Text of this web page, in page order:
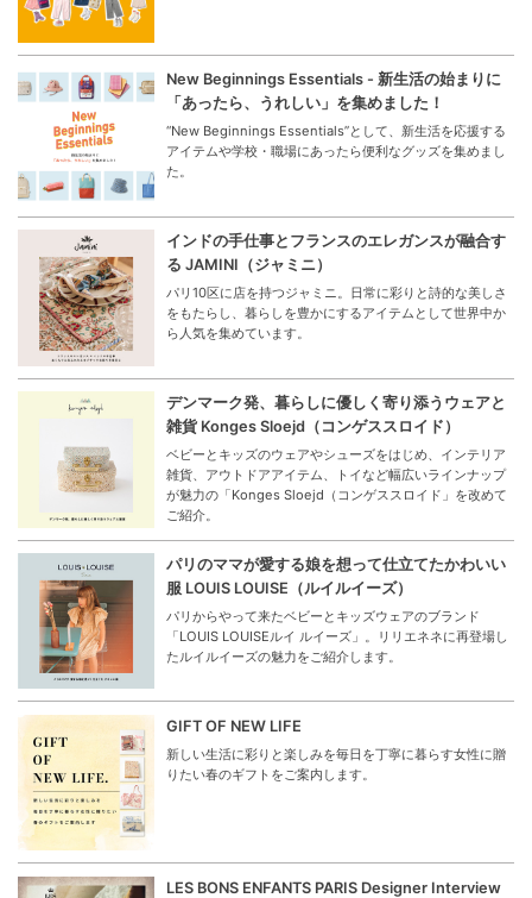
New Beginnings Essentials - 新生活の始まりに
「あったら、うれしい」を集めました！
“New Beginnings Essentials”として、新生活を応援する
アイテムや学校・職場にあったら便利なグッズを集めまし
た。
インドの手仕事とフランスのエレガンスが融合す
る JAMINI（ジャミニ）
パリ10区に店を持つジャミニ。日常に彩りと詩的な美しさ
をもたらし、暮らしを豊かにするアイテムとして世界中か
ら人気を集めています。
デンマーク発、暮らしに優しく寄り添うウェアと
雑貨 Konges Sloejd（コンゲススロイド）
ベビーとキッズのウェアやシューズをはじめ、インテリア
雑貨、アウトドアアイテム、トイなど幅広いラインナップ
が魅力の「Konges Sloejd（コンゲススロイド」を改めて
ご紹介。
パリのママが愛する娘を想って仕立てたかわいい
服 LOUIS LOUISE（ルイルイーズ）
パリからやって来たベビーとキッズウェアのブランド
「LOUIS LOUISEルイ ルイーズ」。リリエネネに再登場し
たルイルイーズの魅力をご紹介します。
GIFT OF NEW LIFE
新しい生活に彩りと楽しみを毎日を丁寧に暮らす女性に贈
りたい春のギフトをご案内します。
LES BONS ENFANTS PARIS Designer Interview